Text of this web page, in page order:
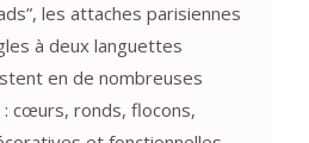
les attaches parisiennes
à deux languettes
en de nombreuses
cœurs, ronds, flocons,